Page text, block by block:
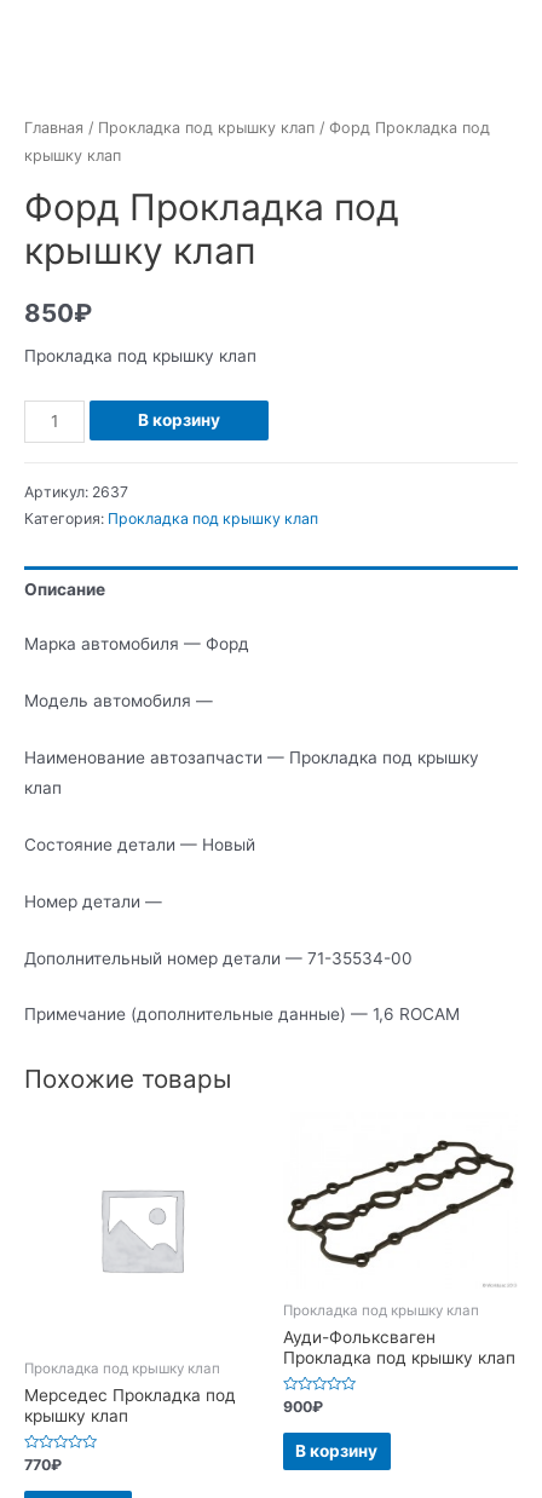
Главная / Прокладка под крышку клап / Форд Прокладка под
крышку клап
Форд Прокладка под
крышку клап
850₽
Прокладка под крышку клап
Количество
Форд
под
клап
В корзину
Артикул: 2637
Категория: Прокладка под крышку клап
Описание
Марка автомобиля — Форд
Модель автомобиля —
Наименование автозапчасти — Прокладка под крышку
клап
Состояние детали — Новый
Номер детали —
Дополнительный номер детали — 71-35534-00
Примечание (дополнительные данные) — 1,6 ROCAM
Похожие товары
Прокладка под крышку клап
Мерседес Прокладка под
крышку клап
Оценка
из
770₽
Прокладка под крышку клап
Ауди-Фольксваген
Прокладка под крышку клап
Оценка
из
900₽
В корзину